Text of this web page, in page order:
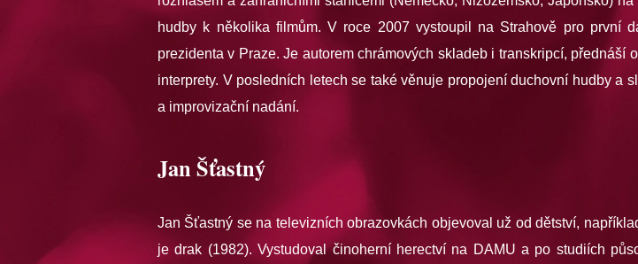
hudby k několika filmům. V roce 2007 vystoupil na Strahově pro první
prezidenta v Praze. Je autorem chrámových skladeb i transkripcí,
interprety. V posledních letech se také věnuje propojení duchovní hudby a
a improvizační nadání.
Jan Šťastný
Jan Šťastný se na televizních obrazovkách objevoval už od dětství,
je drak (1982). Vystudoval činoherní herectví na DAMU a po studiích